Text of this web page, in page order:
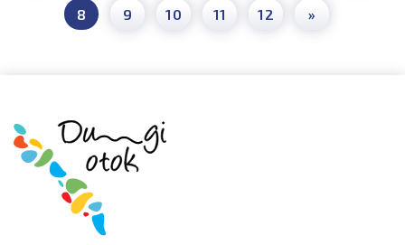
8 9 10 11 12 »